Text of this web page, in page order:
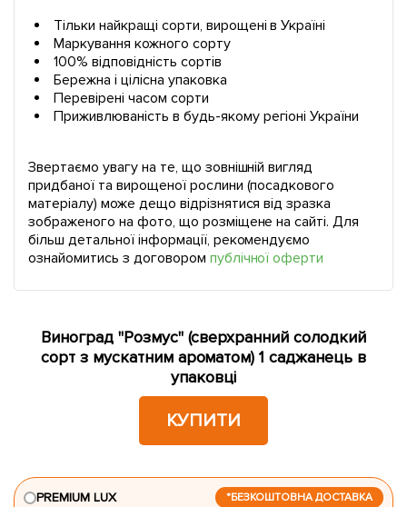
Тільки найкращі сорти, вирощені в Україні
Маркування кожного сорту
100% відповідність сортів
Бережна і цілісна упаковка
Перевірені часом сорти
Приживлюваність в будь-якому регіоні України
Звертаємо увагу на те, що зовнішній вигляд
придбаної та вирощеної рослини (посадкового
матеріалу) може дещо відрізнятися від зразка
зображеного на фото, що розміщене на сайті. Для
більш детальної інформації, рекомендуємо
ознайомитись з договором публічної оферти
Виноград "Розмус" (сверхранний солодкий
сорт з мускатним ароматом) 1 саджанець в
упаковці
КУПИТИ
*БЕЗКОШТОВНА ДОСТАВКА
PREMIUM LUX